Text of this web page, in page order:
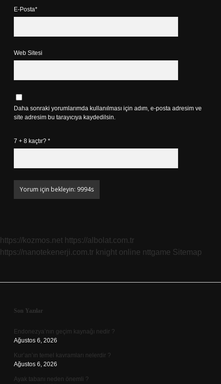
E-Posta*
Web Sitesi
Daha sonraki yorumlarımda kullanılması için adım, e-posta adresim ve
site adresim bu tarayıcıya kaydedilsin.
7 + 8 kaçtır? *
https://kozmos.net https://albolat.com.tr
https://nanotekenerji.com.tr knight online nttgame Sitemap
Sidebar
Son Yazılar
Endonezya’nın geçim kaynağı nedir ?
Ağustos 6, 2026
Kur’an’ın temel kavramları nelerdir ?
Ağustos 6, 2026
Ayak tabanı neden önemli ?